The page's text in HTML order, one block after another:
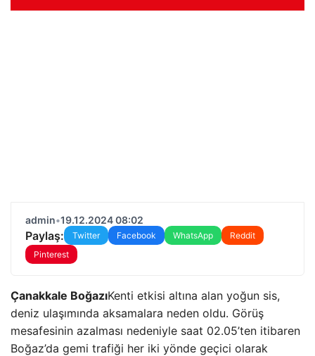
admin•19.12.2024 08:02
Paylaş: Twitter Facebook WhatsApp
Reddit
Pinterest
Çanakkale BoğazıKenti etkisi altına alan yoğun sis,
deniz ulaşımında aksamalara neden oldu. Görüş
mesafesinin azalması nedeniyle saat 02.05’ten itibaren
Boğaz’da gemi trafiği her iki yönde geçici olarak